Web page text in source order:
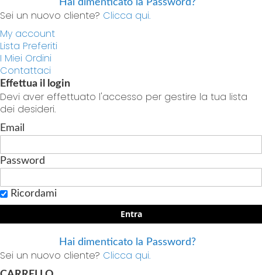
Sei un nuovo cliente? Clicca qui.
My account
Lista Preferiti
I Miei Ordini
Contattaci
Effettua il login
Devi aver effettuato l'accesso per gestire la tua lista
dei desideri.
Email
Password
Ricordami
Entra
Hai dimenticato la Password?
Sei un nuovo cliente? Clicca qui.